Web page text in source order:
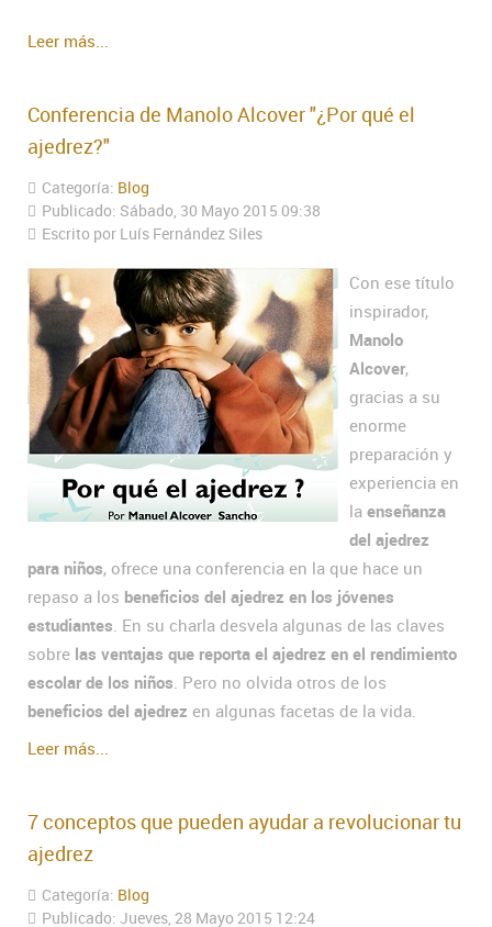
Leer más...
Conferencia de Manolo Alcover "¿Por qué el
ajedrez?"
Categoría: Blog
Publicado: Sábado, 30 Mayo 2015 09:38
Escrito por Luís Fernández Siles
Con ese título
inspirador,
Manolo
Alcover,
gracias a su
enorme
preparación y
experiencia en
la enseñanza
del ajedrez
para niños, ofrece una conferencia en la que hace un
repaso a los beneficios del ajedrez en los jóvenes
estudiantes. En su charla desvela algunas de las claves
sobre las ventajas que reporta el ajedrez en el rendimiento
escolar de los niños. Pero no olvida otros de los
beneficios del ajedrez en algunas facetas de la vida.
Leer más...
7 conceptos que pueden ayudar a revolucionar tu
ajedrez
Categoría: Blog
Publicado: Jueves, 28 Mayo 2015 12:24